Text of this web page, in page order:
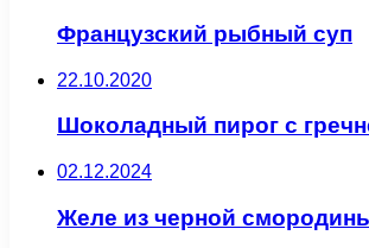
Французский рыбный суп
22.10.2020
Шоколадный пирог с
02.12.2024
Желе из черной